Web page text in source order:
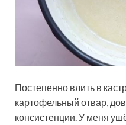
Постепенно влить в
картофельный отвар,
консистенции. У меня